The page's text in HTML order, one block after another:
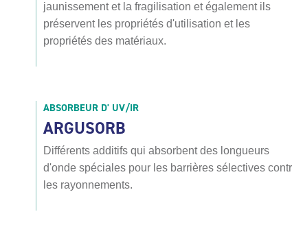
jaunissement et la fragilisation et également ils
préservent les propriétés d'utilisation et les
propriétés des matériaux.
ABSORBEUR D' UV/IR
ARGUSORB
Différents additifs qui absorbent des longueurs
d'onde spéciales pour les barrières sélectives
les rayonnements.